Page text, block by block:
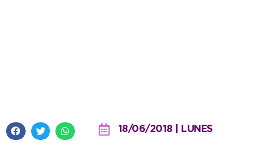
18/06/2018 | LUNES